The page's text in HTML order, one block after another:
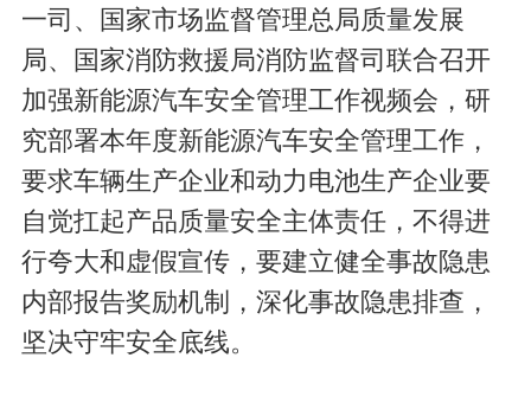
一司、国家市场监督管理总局质量发展
局、国家消防救援局消防监督司联合召开
加强新能源汽车安全管理工作视频会，研
究部署本年度新能源汽车安全管理工作，
要求车辆生产企业和动力电池生产企业要
自觉扛起产品质量安全主体责任，不得进
行夸大和虚假宣传，要建立健全事故隐患
内部报告奖励机制，深化事故隐患排查，
坚决守牢安全底线。